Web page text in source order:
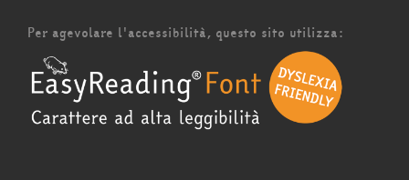
Per agevolare l'accessibilità, questo sito utilizza: